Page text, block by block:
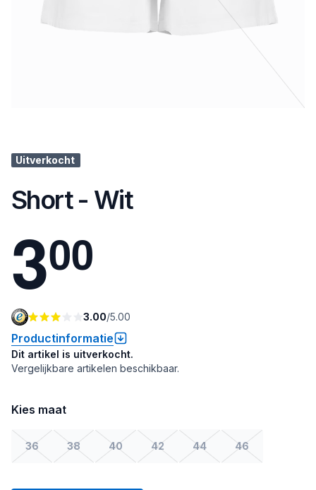
Uitverkocht
Short - Wit
300
3.00/5.00
Productinformatie
Dit artikel is uitverkocht.
Vergelijkbare artikelen beschikbaar.
Kies maat
36 38 40 42 44 46